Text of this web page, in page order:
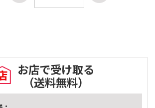
お店で受け取る
（送料無料）